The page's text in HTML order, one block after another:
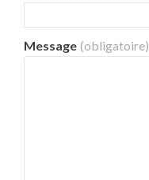
Message (obligatoire)